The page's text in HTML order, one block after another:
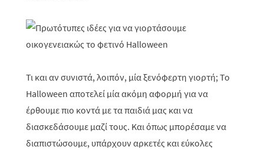
Τι και αν συνιστά, λοιπόν, μία ξενόφερτη γιορτή; Το
Halloween αποτελεί μία ακόμη αφορμή για να
έρθουμε πιο κοντά με τα παιδιά μας και να
διασκεδάσουμε μαζί τους. Και όπως μπορέσαμε να
διαπιστώσουμε, υπάρχουν αρκετές και εύκολες